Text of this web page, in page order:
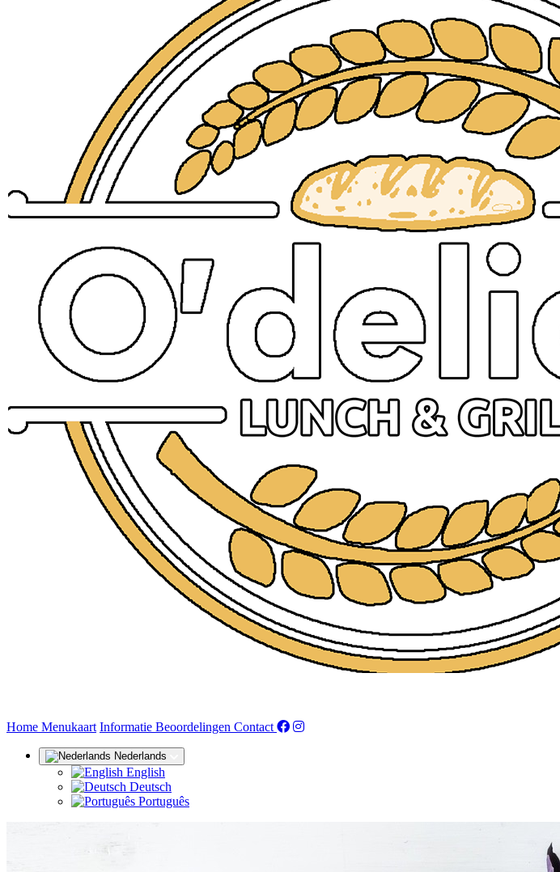
Home (huidige)
Menukaart Informatie Beoordelingen Contact
Nederlands
English
Deutsch
Português